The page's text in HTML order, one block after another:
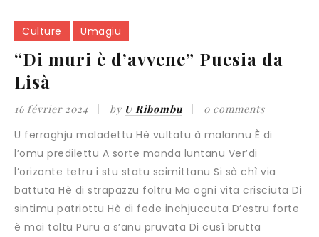
Culture Umagiu
“Di muri è d’avvene” Puesia da
Lisà
16 février 2024 by U Ribombu 0 comments
U ferraghju maladettu Hè vultatu à malannu È di
l’omu predilettu A sorte manda luntanu Ver’di
l’orizonte tetru i stu statu scimittanu Si sà chì via
battuta Hè di strapazzu foltru Ma ogni vita crisciuta Di
sintimu patriottu Hè di fede inchjuccuta D’estru forte
è mai toltu Puru a s’anu pruvata Di cusì brutta